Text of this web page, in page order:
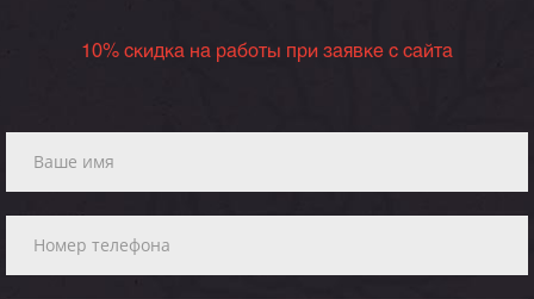
10% скидка на работы при заявке с сайта